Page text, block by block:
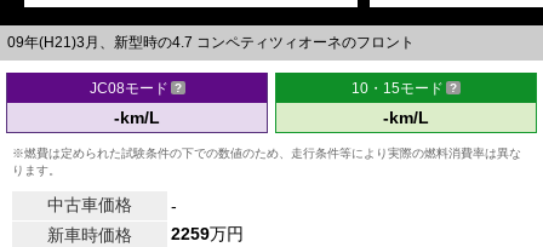
09年(H21)3月、新型時の4.7 コンペティツィオーネのフロント
JC08モード
-km/L
10・15モード
-km/L
※燃費は定められた試験条件の下での数値のため、走行条件等により実際の燃料消費率は異な
ります。
中古車価格
-
新車時価格
2259万円